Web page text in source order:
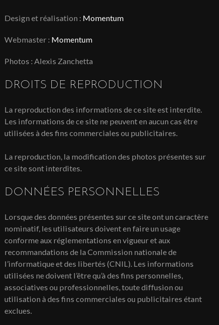
Design et réalisation : Momentum
Webmaster : Momentum
Photos : Alexis Zanchetta
DROITS DE REPRODUCTION
La reproduction des informations de ce site est interdite.
Les informations de ce site ne peuvent en aucun cas être
utilisées à des fins commerciales ou publicitaires.
La reproduction, la modification des photos présentes sur
ce site sont interdites.
DONNÉES PERSONNELLES
Lorsque des données présentes sur ce site ont un caractère
nominatif, les utilisateurs doivent en faire un usage
conforme aux réglementations en vigueur et aux
recommandations de la Commission nationale de
l’informatique et des libertés (CNIL). Les informations
utilisées ne doivent l’être qu’à des fins personnelles,
associatives ou professionnelles, toute diffusion ou
utilisation à des fins commerciales ou publicitaires étant
exclues.